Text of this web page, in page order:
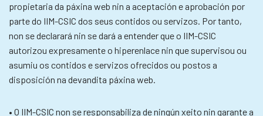
propietaria da páxina web nin a aceptación e aprobación por
parte do IIM-CSIC dos seus contidos ou servizos. Por tanto,
non se declarará nin se dará a entender que o IIM-CSIC
autorizou expresamente o hiperenlace nin que supervisou ou
asumiu os contidos e servizos ofrecidos ou postos a
disposición na devandita páxina web.
• O IIM-CSIC non se responsabiliza de ningún xeito nin garante a